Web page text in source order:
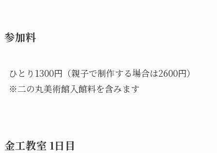
参加料
ひとり1300円（親子で制作する場合は2600円）
※二の丸美術館入館料を含みます
金工教室 1日目